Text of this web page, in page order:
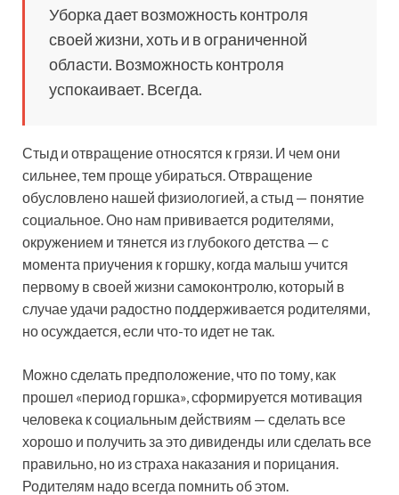
Уборка дает возможность контроля
своей жизни, хоть и в ограниченной
области. Возможность контроля
успокаивает. Всегда.
Стыд и отвращение относятся к грязи. И чем они
сильнее, тем проще убираться. Отвращение
обусловлено нашей физиологией, а стыд — понятие
социальное. Оно нам прививается родителями,
окружением и тянется из глубокого детства — с
момента приучения к горшку, когда малыш учится
первому в своей жизни самоконтролю, который в
случае удачи радостно поддерживается родителями,
но осуждается, если что-то идет не так.
Можно сделать предположение, что по тому, как
прошел «период горшка», сформируется мотивация
человека к социальным действиям — сделать все
хорошо и получить за это дивиденды или сделать все
правильно, но из страха наказания и порицания.
Родителям надо всегда помнить об этом.